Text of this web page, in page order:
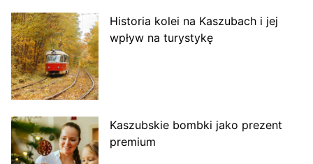
Historia kolei na Kaszubach i jej
wpływ na turystykę
Kaszubskie bombki jako prezent
premium